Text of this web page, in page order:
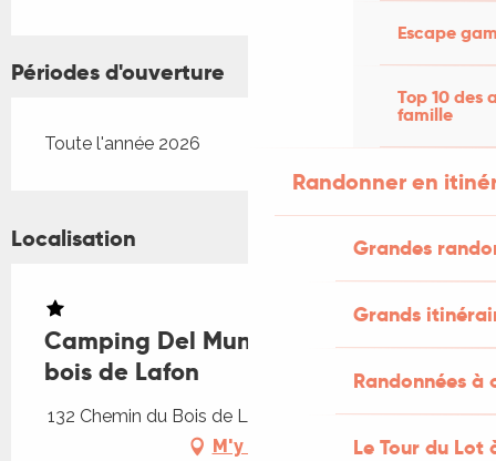
Escape
Top 10 des
famille
Randonner en
Grandes
Grands
Randonnées
Le Tour du Lot
Périodes d'ouverture
Toute l'année 2026
Localisation
Camping Del Mundo/ Le fournil du
bois de Lafon
132 Chemin du Bois de Lafon, 46400 Frayssinhes
M'y rendre